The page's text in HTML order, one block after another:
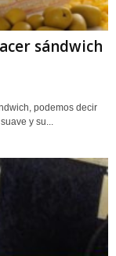
sándwich
podemos decir
y su...